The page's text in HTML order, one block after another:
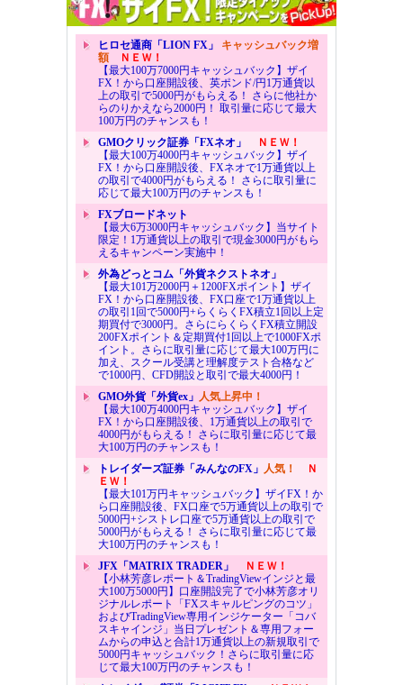
ヒロセ通商「LION FX」 キャッシュバック増
額ＮＥＷ！
【最大100万7000円キャッシュバック】ザイ
FX！から口座開設後、英ポンド/円1万通貨以
上の取引で5000円がもらえる！ さらに他社か
らのりかえなら2000円！ 取引量に応じて最大
100万円のチャンスも！
GMOクリック証券「FXネオ」
ＮＥＷ！
【最大100万4000円キャッシュバック】ザイ
FX！から口座開設後、FXネオで1万通貨以上
の取引で4000円がもらえる！ さらに取引量に
応じて最大100万円のチャンスも！
FXブロードネット
【最大6万3000円キャッシュバック】当サイト
限定！1万通貨以上の取引で現金3000円がもら
えるキャンペーン実施中！
外為どっとコム「外貨ネクストネオ」
【最大101万2000円＋1200FXポイント】ザイ
FX！から口座開設後、FX口座で1万通貨以上
の取引1回で5000円+らくらくFX積立1回以上定
期買付で3000円。さらにらくらくFX積立開設
200FXポイント＆定期買付1回以上で1000FXポ
イント。さらに取引量に応じて最大100万円に
加え、スクール受講と理解度テスト合格など
で1000円、CFD開設と取引で最大4000円！
GMO外貨「外貨ex」 人気上昇中！
【最大100万4000円キャッシュバック】ザイ
FX！から口座開設後、1万通貨以上の取引で
4000円がもらえる！ さらに取引量に応じて最
大100万円のチャンスも！
トレイダーズ証券「みんなのFX」 人気！
Ｎ
ＥＷ！
【最大101万円キャッシュバック】ザイFX！か
ら口座開設後、FX口座で5万通貨以上の取引で
5000円+シストレ口座で5万通貨以上の取引で
5000円がもらえる！ さらに取引量に応じて最
大100万円のチャンスも！
JFX「MATRIX TRADER」
ＮＥＷ！
【小林芳彦レポート＆TradingViewインジと最
大100万5000円】口座開設完了で小林芳彦オリ
ジナルレポート「FXスキャルピングのコツ」
およびTradingView専用インジケーター「コバ
スキャインジ」当日プレゼント＆専用フォー
ムからの申込と合計1万通貨以上の新規取引で
5000円キャッシュバック！さらに取引量に応
じて最大100万円のチャンスも！